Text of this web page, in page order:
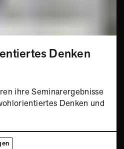
Denken
ihre Seminarergebnisse
Denken und